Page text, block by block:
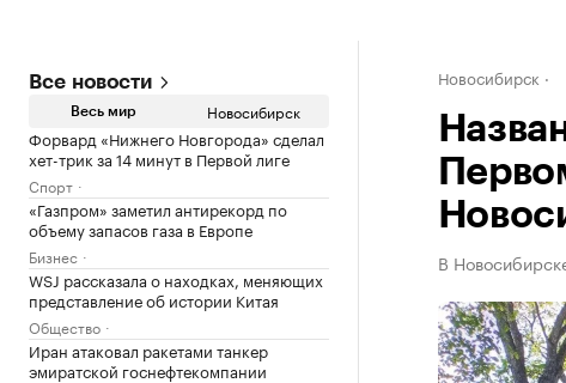
Все новости
Весь мир Новосибирск
Форвард «Нижнего Новгорода» сделал
хет-трик за 14 минут в Первой лиге
Спорт
«Газпром» заметил антирекорд по
объему запасов газа в Европе
Бизнес
WSJ рассказала о находках, меняющих
представление об истории Китая
Общество
Иран атаковал ракетами танкер
эмиратской госнефтекомпании
Новосибирск
В